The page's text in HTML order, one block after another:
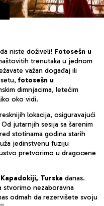
niste doživeli! Fotosešn u
trenutaka u jednom
važan događaj ili
fotosešn u
dimnjacima, letećim
oko vidi.
lokacija, osiguravajući
jutarnjih sesija sa šarenim
stotinama godina starih
jedinstvenu fuziju
pretvorimo u dragocene
Turska danas.
stvorimo nezaboravna
odmah da rezervišete svoju